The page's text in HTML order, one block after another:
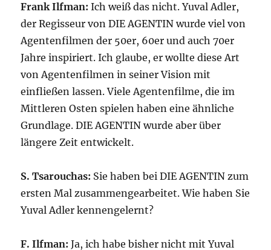
Frank Ilfman: Ich weiß das nicht. Yuval Adler,
der Regisseur von DIE AGENTIN wurde viel von
Agentenfilmen der 50er, 60er und auch 70er
Jahre inspiriert. Ich glaube, er wollte diese Art
von Agentenfilmen in seiner Vision mit
einfließen lassen. Viele Agentenfilme, die im
Mittleren Osten spielen haben eine ähnliche
Grundlage. DIE AGENTIN wurde aber über
längere Zeit entwickelt.
S. Tsarouchas: Sie haben bei DIE AGENTIN zum
ersten Mal zusammengearbeitet. Wie haben Sie
Yuval Adler kennengelernt?
F. Ilfman: Ja, ich habe bisher nicht mit Yuval